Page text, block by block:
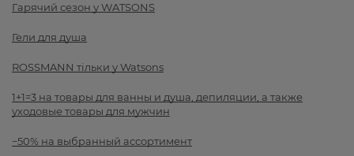
Гарячий сезон у WATSONS
Гели для душа
ROSSMANN тільки у Watsons
1+1=3 на товары для ванны и душа, депиляции, а также
уходовые товары для мужчин
−50% на выбранный ассортимент